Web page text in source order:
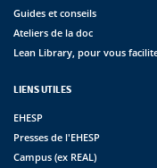
Guides et conseils
Ateliers de la doc
Lean Library, pour vous
LIENS UTILES
EHESP
Presses de l'EHESP
Campus (ex REAL)